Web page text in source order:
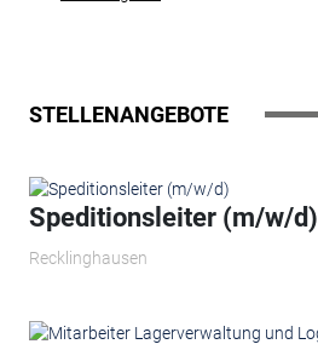
STELLENANGEBOTE
Speditionsleiter (m/w/d)
Recklinghausen